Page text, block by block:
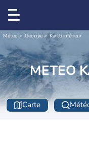
Météo Géorgie Kartli inférieur
METEO
Carte